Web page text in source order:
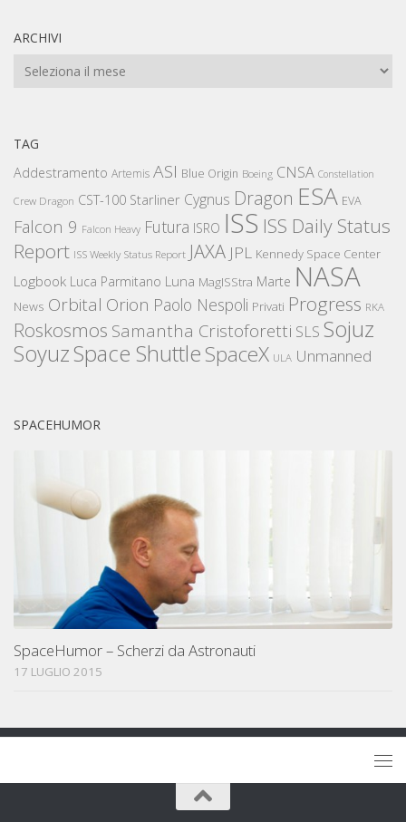
ARCHIVI
Archivi
TAG
Addestramento Artemis ASI Blue Origin Boeing CNSA Constellation
Crew Dragon CST-100 Starliner Cygnus Dragon ESA EVA
Falcon 9 Falcon Heavy Futura ISRO ISS ISS Daily Status
Report ISS Weekly Status Report JAXA JPL Kennedy Space Center
Logbook Luca Parmitano Luna MagISStra Marte NASA
News Orbital Orion Paolo Nespoli Privati Progress RKA
Roskosmos Samantha Cristoforetti SLS Sojuz
SoyuzSpace ShuttleSpaceX ULA Unmanned
SPACEHUMOR
SpaceHumor – Scherzi da Astronauti
17 LUGLIO 2015